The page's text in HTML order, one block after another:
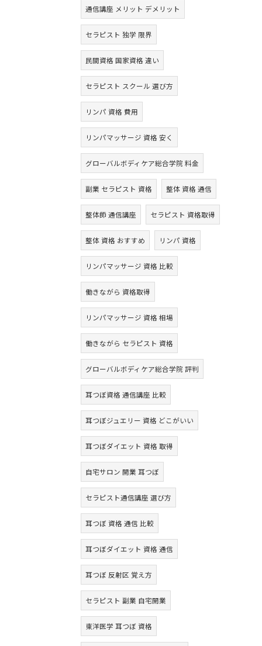
通信講座 メリット デメリット
セラピスト 独学 限界
民間資格 国家資格 違い
セラピスト スクール 選び方
リンパ 資格 費用
リンパマッサージ 資格 安く
グローバルボディケア総合学院 料金
副業 セラピスト 資格 整体 資格 通信
整体師 通信講座 セラピスト 資格取得
整体 資格 おすすめ リンパ 資格
リンパマッサージ 資格 比較
働きながら 資格取得
リンパマッサージ 資格 相場
働きながら セラピスト 資格
グローバルボディケア総合学院 評判
耳つぼ資格 通信講座 比較
耳つぼジュエリー 資格 どこがいい
耳つぼダイエット 資格 取得
自宅サロン 開業 耳つぼ
セラピスト通信講座 選び方
耳つぼ 資格 通信 比較
耳つぼダイエット 資格 通信
耳つぼ 反射区 覚え方
セラピスト 副業 自宅開業
東洋医学 耳つぼ 資格